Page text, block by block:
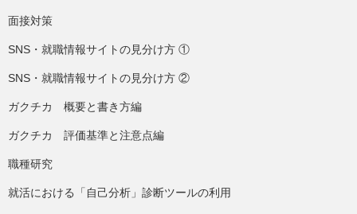
面接対策
SNS・就職情報サイトの見分け方 ①
SNS・就職情報サイトの見分け方 ②
ガクチカ 概要と書き方編
ガクチカ 評価基準と注意点編
職種研究
就活における「自己分析」診断ツールの利用